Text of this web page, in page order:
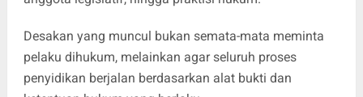
Desakan yang muncul bukan semata-mata meminta
pelaku dihukum, melainkan agar seluruh proses
penyidikan berjalan berdasarkan alat bukti dan